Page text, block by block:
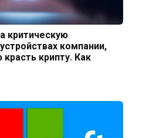
критическую
компании,
крипту. Как